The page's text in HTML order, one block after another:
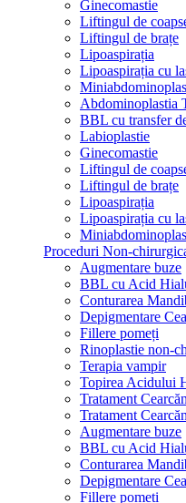
Ginecomastie
Liftingul de
Liftingul de brațe
Lipoaspirația
Lipoaspirația cu
Abdominoplastia
BBL cu transfer
Labioplastie
Ginecomastie
Liftingul de
Liftingul de brațe
Lipoaspirația
Lipoaspirația cu
Proceduri Non-
Augmentare buze
BBL cu Acid
Conturarea
Depigmentare
Fillere pomeți
Rinoplastie non-
Terapia vampir
Topirea Acidului
Tratament
Tratament
Augmentare buze
BBL cu Acid
Conturarea
Depigmentare
Fillere pomeți